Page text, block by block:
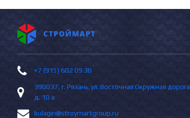
+7 (915) 602 09 36
390037, г. Рязань,ул. Восточная Окружная дорога,
д. 10 а
kulagin@stroymartgroup.ru